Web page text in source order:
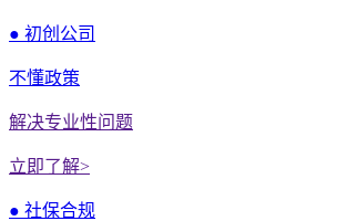
● 初创公司
不懂政策
解决专业性问题
立即了解>
● 社保合规